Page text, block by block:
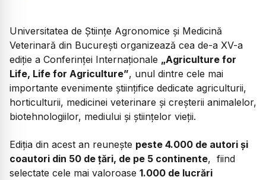
Universitatea de Științe Agronomice și Medicină
Veterinară din București organizează cea de-a XV-a
ediție a Conferinței Internaționale „Agriculture for
Life, Life for Agriculture”, unul dintre cele mai
importante evenimente științifice dedicate agriculturii,
horticulturii, medicinei veterinare și creșterii animalelor,
biotehnologiilor, mediului și științelor vieții.
Ediția din acest an reunește peste 4.000 de autori și
coautori din 50 de țări, de pe 5 continente, fiind
selectate cele mai valoroase 1.000 de lucrări